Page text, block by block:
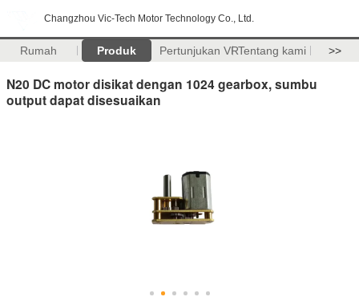
Changzhou Vic-Tech Motor Technology Co., Ltd.
Rumah Produk Pertunjukan VRTentang kami >>
N20 DC motor disikat dengan 1024 gearbox, sumbu
output dapat disesuaikan